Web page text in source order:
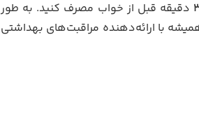
دقیقه قبل از خواب مصرف کنید. به طور
با ارائه‌دهنده مراقبت‌های بهداشتی